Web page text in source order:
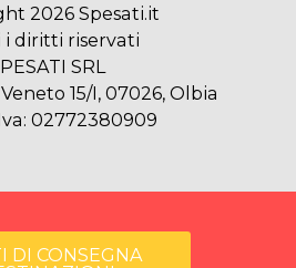
2026 Spesati.it
diritti riservati
SRL
15/I, 07026, Olbia
02772380909
DI CONSEGNA